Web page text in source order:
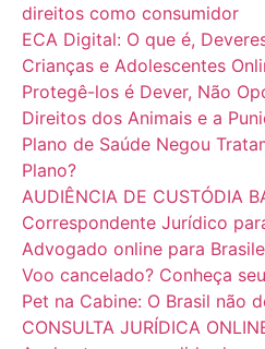
direitos como consumidor
ECA Digital: O que é,
Crianças e Adolescentes
Protegê-los é Dever, Não
Direitos dos Animais e a
Plano de Saúde Negou
Plano?
AUDIÊNCIA DE CUSTÓDIA
Correspondente Jurídico
Advogado online para
Voo cancelado? Conheça
Pet na Cabine: O Brasil não
CONSULTA JURÍDICA